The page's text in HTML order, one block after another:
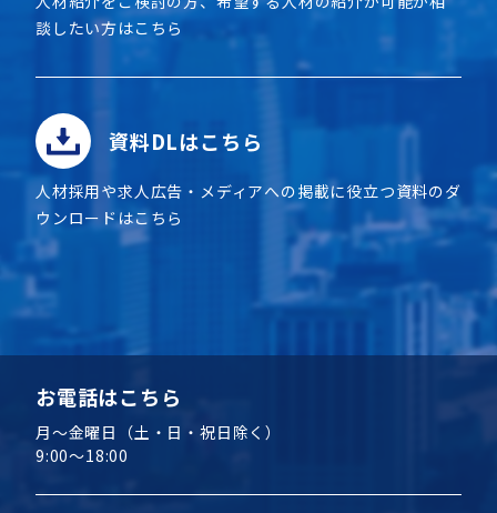
談したい方はこちら
資料DLはこちら
人材採用や求人広告・メディアへの掲載に役立つ資料のダ
ウンロードはこちら
お電話はこちら
月～金曜日（土・日・祝日除く）
9:00～18:00